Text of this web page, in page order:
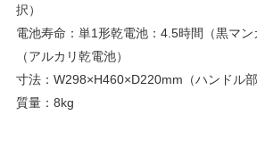
択）
電池寿命：単1形乾電池：4.5時間（黒マ
（アルカリ乾電池）
寸法：W298×H460×D220mm（ハンドル部
質量：8kg